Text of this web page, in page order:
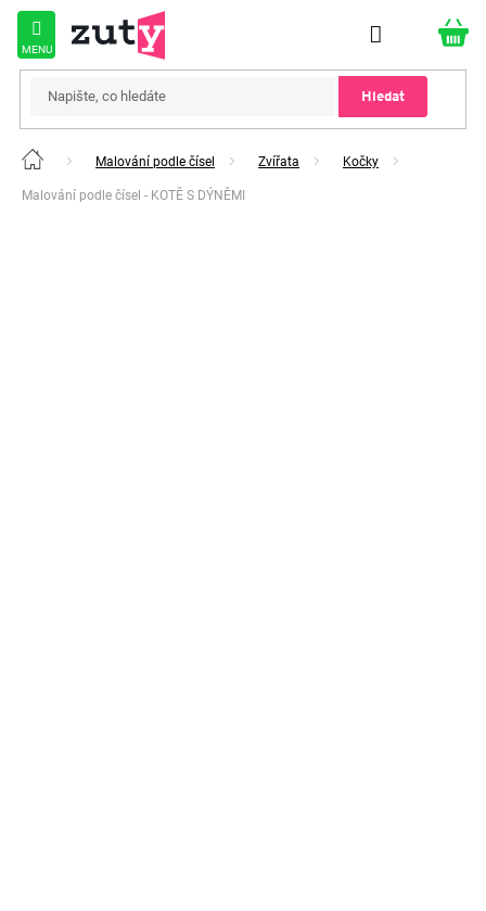
Přejít
obsah
Hledat
Domů Malování podle čísel Zvířata Kočky
Malování podle čísel - KOTĚ S DÝNĚMI